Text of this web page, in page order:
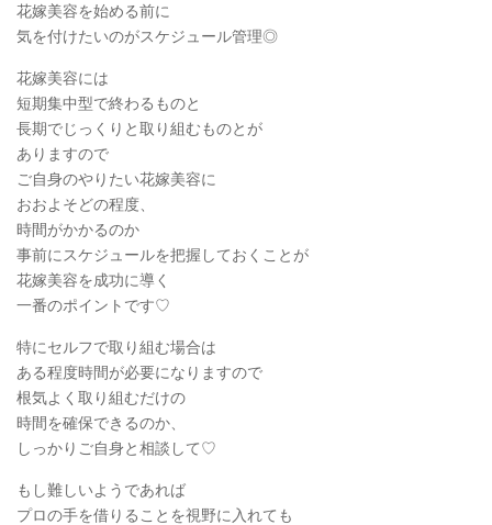
花嫁美容を始める前に
気を付けたいのがスケジュール管理◎
花嫁美容には
短期集中型で終わるものと
長期でじっくりと取り組むものとが
ありますので
ご自身のやりたい花嫁美容に
おおよそどの程度、
時間がかかるのか
事前にスケジュールを把握しておくことが
花嫁美容を成功に導く
一番のポイントです♡
特にセルフで取り組む場合は
ある程度時間が必要になりますので
根気よく取り組むだけの
時間を確保できるのか、
しっかりご自身と相談して♡
もし難しいようであれば
プロの手を借りることを視野に入れても